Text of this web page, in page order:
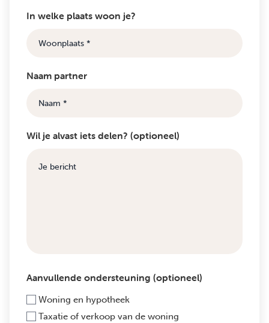
In welke plaats woon je?
Naam partner
Wil je alvast iets delen? (optioneel)
Aanvullende ondersteuning (optioneel)
Woning en hypotheek
Taxatie of verkoop van de woning